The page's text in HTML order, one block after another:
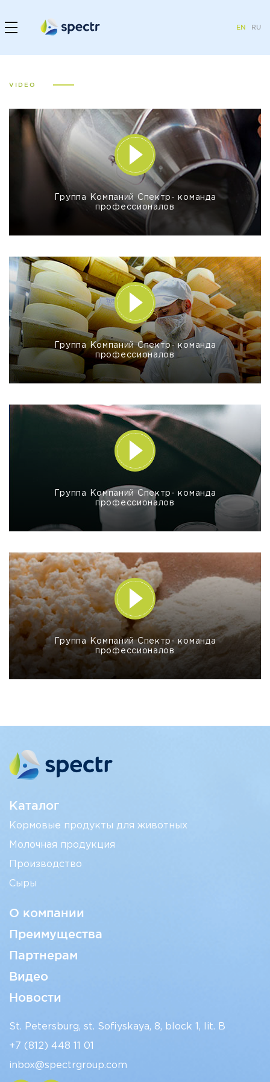
EN RU
VIDEO
Группа Компаний Спектр- команда
профессионалов
Группа Компаний Спектр- команда
профессионалов
Группа Компаний Спектр- команда
профессионалов
Группа Компаний Спектр- команда
профессионалов
Каталог
Кормовые продукты для животных
Молочная продукция
Производство
Сыры
О компании
Преимущества
Партнерам
Видео
Новости
St. Petersburg, st. Sofiyskaya, 8, block 1, lit. B
+7 (812) 448 11 01
inbox@spectrgroup.com